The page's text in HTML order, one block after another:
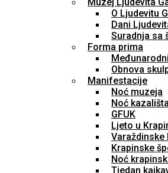
O Ljudevitu
Dani
Suradnja sa
Forma prima
Obnova
Manifestacije
Noć muzeja
Noć kazališta
GFUK
Ljeto u
Varaždinske
Krapinske
Noć
Tjedan